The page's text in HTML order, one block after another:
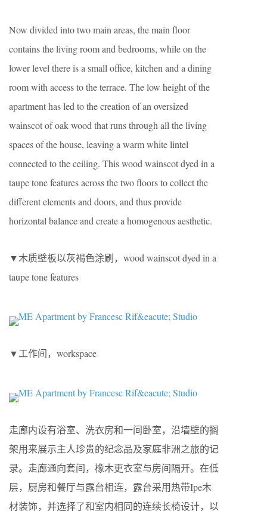
Now divided into two main areas, the main floor
contains the living room and bedrooms, while on the
lower level there is a small office, kitchen and a dining
room with access to the terrace. The low height of the
apartment has led to the creation of an oversized
wainscot of oak wood that runs through all the living
spaces of the house, leaving a warm white lintel
connected to the ceiling. This wood wainscot dyed in a
taupe tone features across the two floors to collect the
different elements and doors, and thus provide
horizontal balance and create a homogenous aesthetic.
▼木质壁板以灰褐色涂刷，wood wainscot dyed in a
taupe tone features
▼工作间，workspace
走廊内设有浴室、洗衣房和一间卧室，沿墙壁的搁
架用来展示主人珍贵的纪念品及家庭非洲之旅的记
录。走廊通向套间，橡木更衣室与房间隔开。在低
层，厨房和餐厅与露台相连，露台采用热带Ipe木
材装饰，并选择了和室内相同的连续长椅设计，以